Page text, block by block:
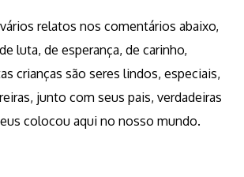
relatos nos comentários abaixo,
luta, de esperança, de carinho,
crianças são seres lindos, especiais,
junto com seus pais, verdadeiras
colocou aqui no nosso mundo.